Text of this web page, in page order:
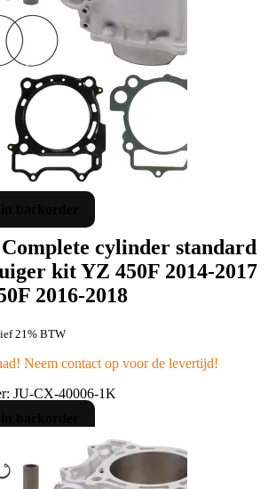
cylinder standard
kit YZ 450F 2014-2017
2016-2018
21% BTW
Neem contact op voor de levertijd!
JU-CX-40006-1K